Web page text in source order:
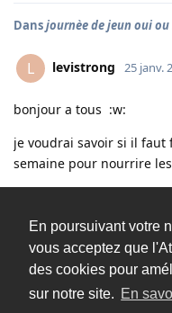
En poursuivant votre
vous acceptez que
des cookies pour
sur notre site. En
Dansjournèe de jeun oui
L levistrong 25 janv.
bonjour a tous :w:
je voudrai savoir si il
semaine pour nourrire